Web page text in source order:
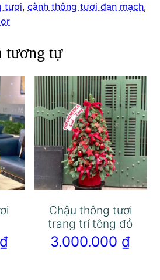
tươi,cành thông tươi đan mạch,
tương tự
₫
Chậu thông tươi
trang trí tông đỏ
3.000.000 ₫